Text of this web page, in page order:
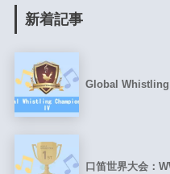
新着記事
Global
口笛世界大会：